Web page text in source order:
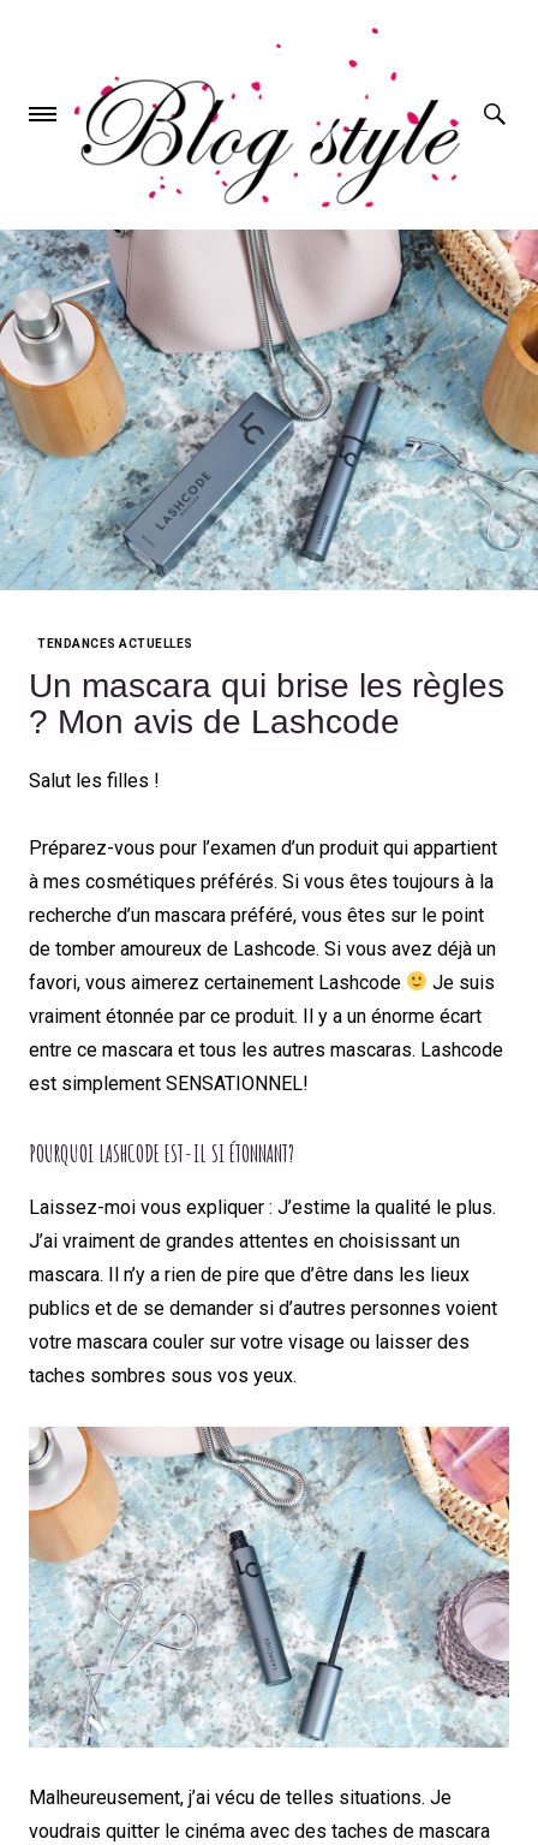
TENDANCES ACTUELLES
Un mascara qui brise les règles
? Mon avis de Lashcode
Salut les filles !
Préparez-vous pour l’examen d’un produit qui appartient
à mes cosmétiques préférés. Si vous êtes toujours à la
recherche d’un mascara préféré, vous êtes sur le point
de tomber amoureux de Lashcode. Si vous avez déjà un
favori, vous aimerez certainement Lashcode
Je suis
vraiment étonnée par ce produit. Il y a un énorme écart
entre ce mascara et tous les autres mascaras. Lashcode
est simplement SENSATIONNEL!
POURQUOI LASHCODE EST-IL SI ÉTONNANT?
Laissez-moi vous expliquer : J’estime la qualité le plus.
J’ai vraiment de grandes attentes en choisissant un
mascara. Il n’y a rien de pire que d’être dans les lieux
publics et de se demander si d’autres personnes voient
votre mascara couler sur votre visage ou laisser des
taches sombres sous vos yeux.
Malheureusement, j’ai vécu de telles situations. Je
voudrais quitter le cinéma avec des taches de mascara